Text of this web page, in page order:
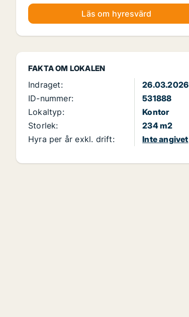
Läs om hyresvärd
FAKTA OM LOKALEN
Indraget:
26.03.2026
ID-nummer:
531888
Lokaltyp:
Kontor
Storlek:
234 m2
Hyra per år exkl. drift:
Inte angivet